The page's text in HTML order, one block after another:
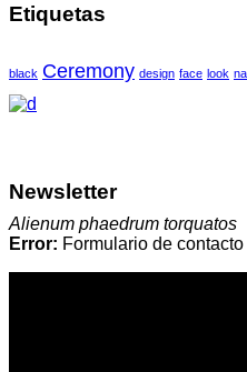
Etiquetas
black Ceremony design face look
Newsletter
Alienum phaedrum torquatos
Error: Formulario de